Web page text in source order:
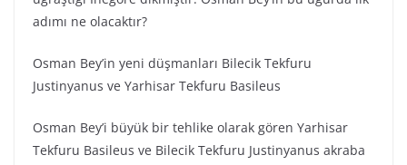
adımı ne olacaktır?
Osman Bey’in yeni düşmanları Bilecik Tekfuru
Justinyanus ve Yarhisar Tekfuru Basileus
Osman Bey’i büyük bir tehlike olarak gören Yarhisar
Tekfuru Basileus ve Bilecik Tekfuru Justinyanus akraba